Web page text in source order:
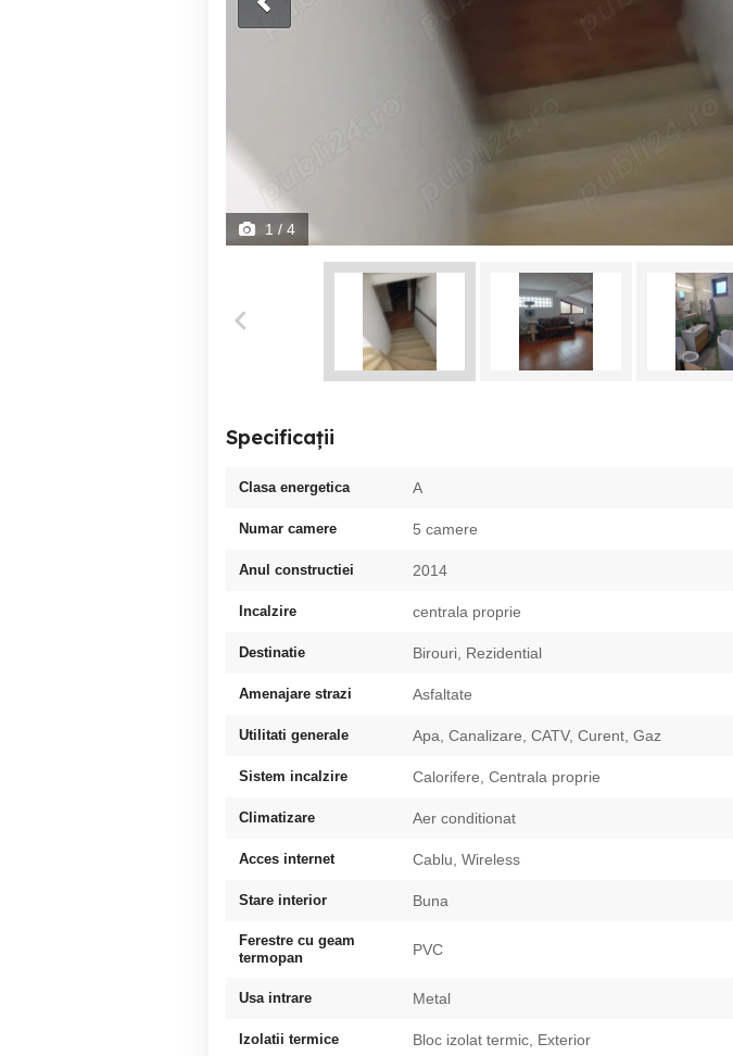
1 / 4
Specificații
Clasa energetica A
Numar camere 5 camere
Anul constructiei 2014
Incalzire centrala proprie
Destinatie Birouri, Rezidential
Amenajare strazi Asfaltate
Utilitati generale Apa, Canalizare, CATV, Curent, Gaz
Sistem incalzire Calorifere, Centrala proprie
Climatizare Aer conditionat
Acces internet Cablu, Wireless
Stare interior Buna
Ferestre cu geam
termopan
PVC
Usa intrare Metal
Izolatii termice Bloc izolat termic, Exterior